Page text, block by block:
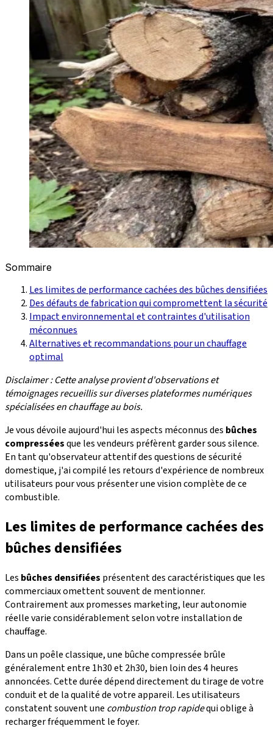
Sommaire
Les limites de performance cachées des bûches densifiées
Des défauts de fabrication qui compromettent la sécurité
Impact environnemental et contraintes d'utilisation
méconnues
Alternatives et recommandations pour un chauffage
optimal
Disclaimer : Cette analyse provient d'observations et
témoignages recueillis sur diverses plateformes numériques
spécialisées en chauffage au bois.
Je vous dévoile aujourd'hui les aspects méconnus des bûches
compresséesque les vendeurs préfèrent garder sous silence.
En tant qu'observateur attentif des questions de sécurité
domestique, j'ai compilé les retours d'expérience de nombreux
utilisateurs pour vous présenter une vision complète de ce
combustible.
Les limites de performance cachées des
bûches densifiées
Les bûches densifiées présentent des caractéristiques que les
commerciaux omettent souvent de mentionner.
Contrairement aux promesses marketing, leur autonomie
réelle varie considérablement selon votre installation de
chauffage.
Dans un poêle classique, une bûche compressée brûle
généralement entre 1h30 et 2h30, bien loin des 4 heures
annoncées. Cette durée dépend directement du tirage de votre
conduit et de la qualité de votre appareil. Les utilisateurs
constatent souvent une combustion trop rapidequi oblige à
recharger fréquemment le foyer.